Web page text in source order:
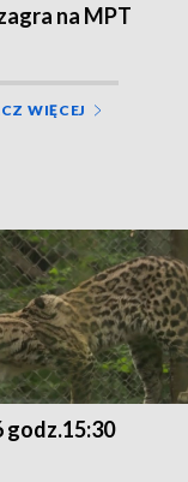
na MPT
WIĘCEJ
godz.15:30